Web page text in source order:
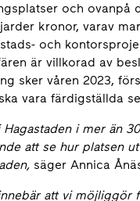
och ovanpå
kronor, varav
och
är villkorad av
sker våren 2023,
vara färdigställda
i mer än
att se hur platsen
säger Annica
att vi möjliggör